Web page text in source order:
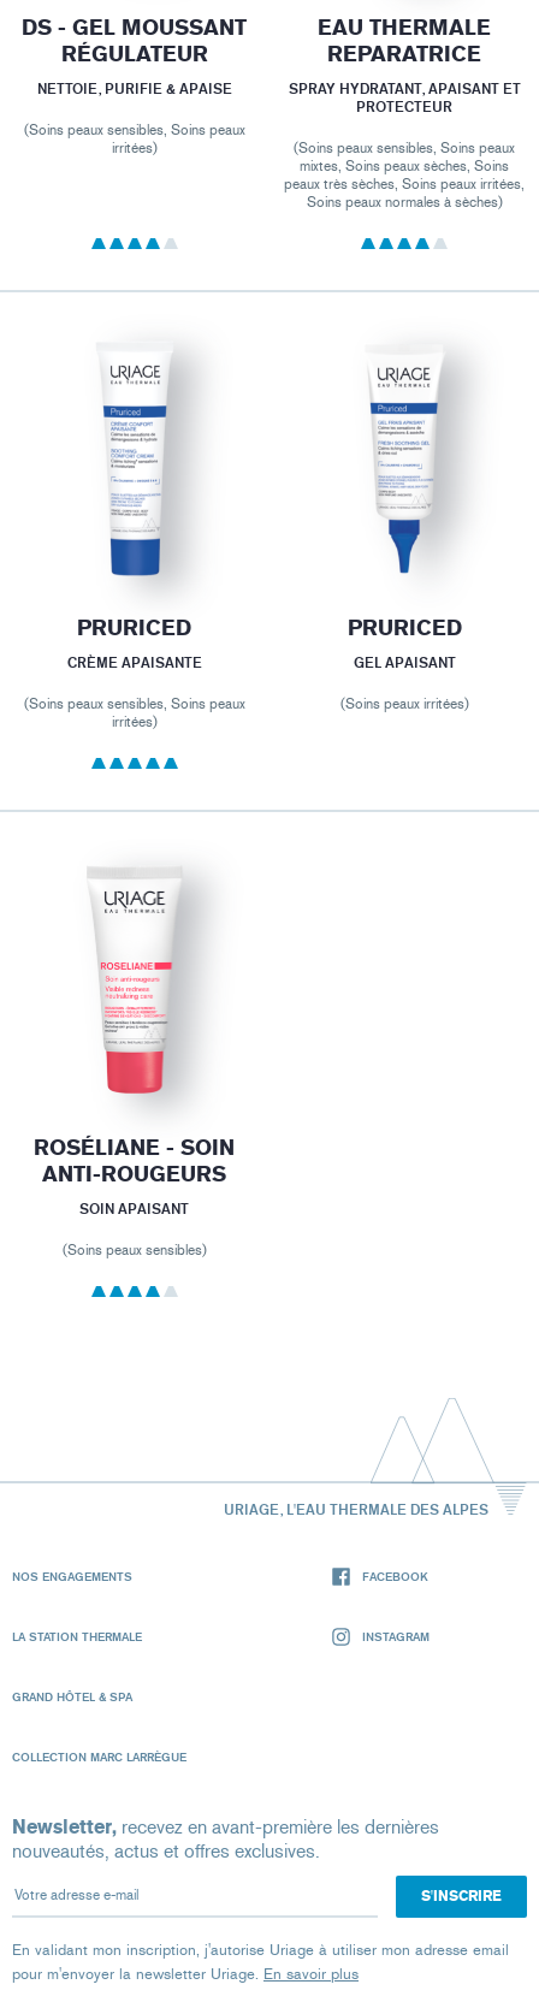
DS - GEL MOUSSANT
RÉGULATEUR
NETTOIE, PURIFIE & APAISE
(Soins peaux sensibles, Soins peaux
irritées)
EAU THERMALE
REPARATRICE
SPRAY HYDRATANT, APAISANT ET
PROTECTEUR
(Soins peaux sensibles, Soins peaux
mixtes, Soins peaux sèches, Soins
peaux très sèches, Soins peaux irritées,
Soins peaux normales à sèches)
PRURICED
CRÈME APAISANTE
(Soins peaux sensibles, Soins peaux
irritées)
PRURICED
GEL APAISANT
(Soins peaux irritées)
ROSÉLIANE - SOIN
ANTI-ROUGEURS
SOIN APAISANT
(Soins peaux sensibles)
URIAGE, L'EAU THERMALE DES ALPES
NOS ENGAGEMENTS
LA STATION THERMALE
GRAND HÔTEL & SPA
COLLECTION MARC LARRÈGUE
FACEBOOK
INSTAGRAM
Newsletter, recevez en avant-première les dernières
nouveautés, actus et offres exclusives.
Votre adresse e-mail
En validant mon inscription, j'autorise Uriage à utiliser mon adresse email
pour m'envoyer la newsletter Uriage. En savoir plus